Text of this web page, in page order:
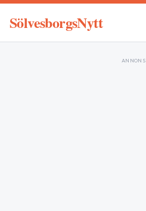
SölvesborgsNytt
ANNONS